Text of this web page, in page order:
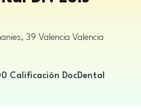
39 Valencia Valencia
Calificación DocDental